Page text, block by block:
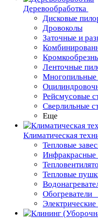
Деревообработка
Дисковые
Дровоколы
Заточные и
Ленточные
Многопильные
Рейсмусовые
Сверлильные
Еще
Климатическая
Тепловые
Инфракрасные
Тепловые
Обогреватели